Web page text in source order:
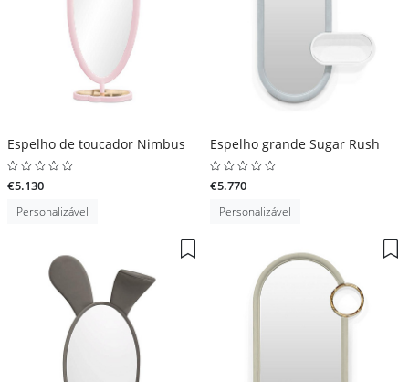
Espelho de toucador Nimbus
€5.130
Personalizável
Espelho grande Sugar Rush
€5.770
Personalizável